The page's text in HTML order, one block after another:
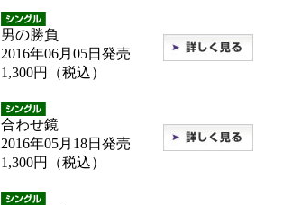
男の勝負
2016年06月05日発売
1,300円（税込）
合わせ鏡
2016年05月18日発売
1,300円（税込）